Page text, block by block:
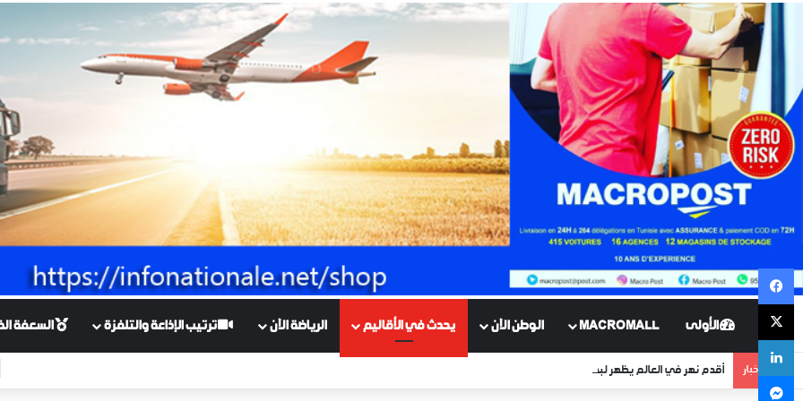
الأولى MACROMALL الوطن الآن يحدث في الأقاليم الرياضة الآن ترتيب الإذاعة والتلفزة السعفة
اخر الأخبار أقدم نهر في العالم يظهر لبضعة أيام منذ 400 مليون سنة !
فيسبوك
X
لينكدإن
ماسنجر